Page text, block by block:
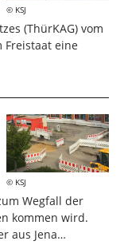
KSJ
(ThürKAG) vom
Freistaat eine
KSJ
Wegfall der
kommen wird.
aus Jena…